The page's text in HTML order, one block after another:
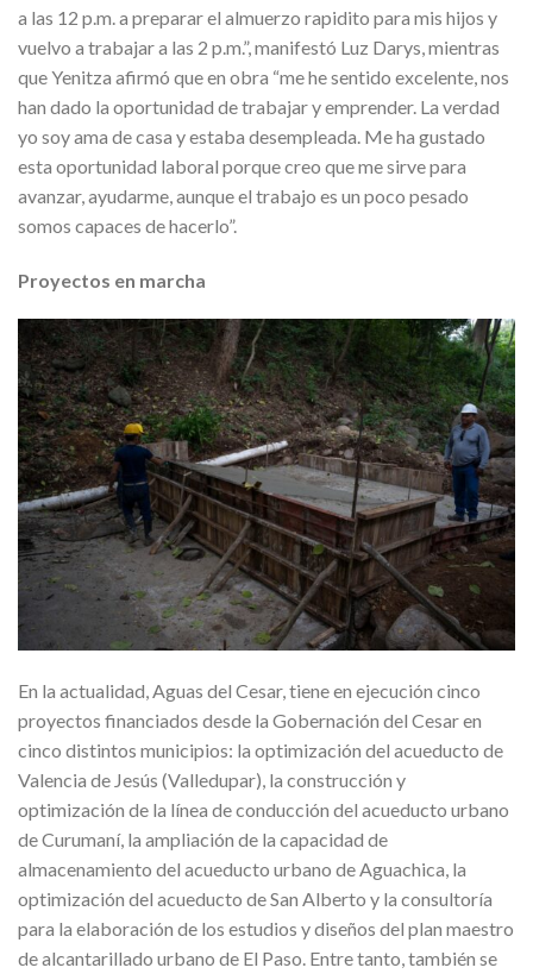
a las 12 p.m. a preparar el almuerzo rapidito para mis hijos y
vuelvo a trabajar a las 2 p.m.”, manifestó Luz Darys, mientras
que Yenitza afirmó que en obra “me he sentido excelente, nos
han dado la oportunidad de trabajar y emprender. La verdad
yo soy ama de casa y estaba desempleada. Me ha gustado
esta oportunidad laboral porque creo que me sirve para
avanzar, ayudarme, aunque el trabajo es un poco pesado
somos capaces de hacerlo”.
Proyectos en marcha
En la actualidad, Aguas del Cesar, tiene en ejecución cinco
proyectos financiados desde la Gobernación del Cesar en
cinco distintos municipios: la optimización del acueducto de
Valencia de Jesús (Valledupar), la construcción y
optimización de la línea de conducción del acueducto urbano
de Curumaní, la ampliación de la capacidad de
almacenamiento del acueducto urbano de Aguachica, la
optimización del acueducto de San Alberto y la consultoría
para la elaboración de los estudios y diseños del plan maestro
de alcantarillado urbano de El Paso. Entre tanto, también se